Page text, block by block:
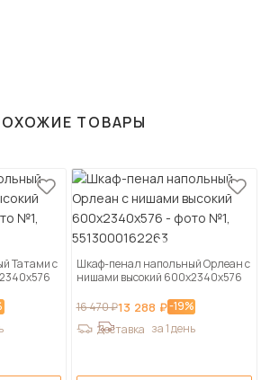
ТОВАРЫ
Татами с
Шкаф-пенал напольный Орлеан с
нишами высокий 600х2340х576
16 470 ₽13 288 ₽-19%
Доставка за 1 день